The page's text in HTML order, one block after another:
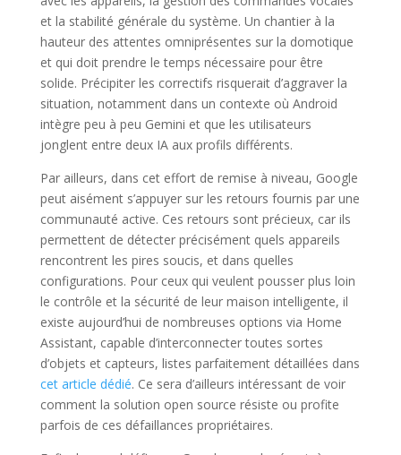
et la stabilité générale du système. Un chantier à la
hauteur des attentes omniprésentes sur la domotique
et qui doit prendre le temps nécessaire pour être
solide. Précipiter les correctifs risquerait d’aggraver la
situation, notamment dans un contexte où Android
intègre peu à peu Gemini et que les utilisateurs
jonglent entre deux IA aux profils différents.
Par ailleurs, dans cet effort de remise à niveau, Google
peut aisément s’appuyer sur les retours fournis par une
communauté active. Ces retours sont précieux, car ils
permettent de détecter précisément quels appareils
rencontrent les pires soucis, et dans quelles
configurations. Pour ceux qui veulent pousser plus loin
le contrôle et la sécurité de leur maison intelligente, il
existe aujourd’hui de nombreuses options via Home
Assistant, capable d’interconnecter toutes sortes
d’objets et capteurs, listes parfaitement détaillées dans
cet article dédié. Ce sera d’ailleurs intéressant de voir
comment la solution open source résiste ou profite
parfois de ces défaillances propriétaires.